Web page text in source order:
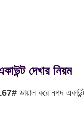
দেখার নিয়ম
ডায়াল করে নগদ